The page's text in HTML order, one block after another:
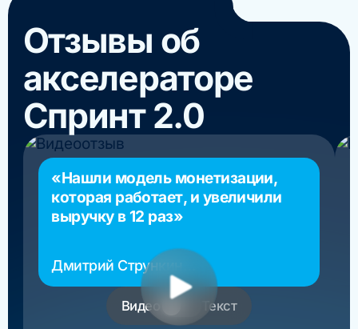
Отзывы об
акселераторе
Спринт 2.0
«Нашли модель монетизации,
которая работает, и увеличили
выручку в 12 раз»
Дмитрий Стрункин
основатель РосМигрант
Видео Текст